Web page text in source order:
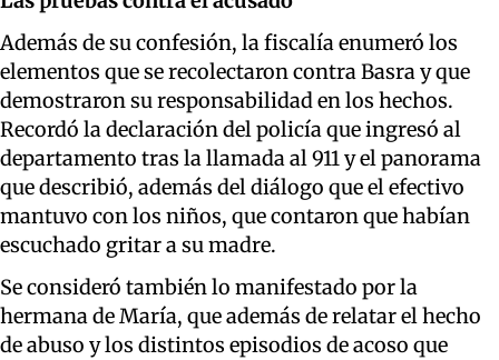
Además de su confesión, la fiscalía enumeró los
elementos que se recolectaron contra Basra y que
demostraron su responsabilidad en los hechos.
Recordó la declaración del policía que ingresó al
departamento tras la llamada al 911 y el panorama
que describió, además del diálogo que el efectivo
mantuvo con los niños, que contaron que habían
escuchado gritar a su madre.
Se consideró también lo manifestado por la
hermana de María, que además de relatar el hecho
de abuso y los distintos episodios de acoso que